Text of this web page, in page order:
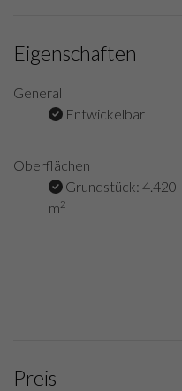
Eigenschaften
General
Entwickelbar
Oberflächen
Grundstück: 4.420
m2
Preis